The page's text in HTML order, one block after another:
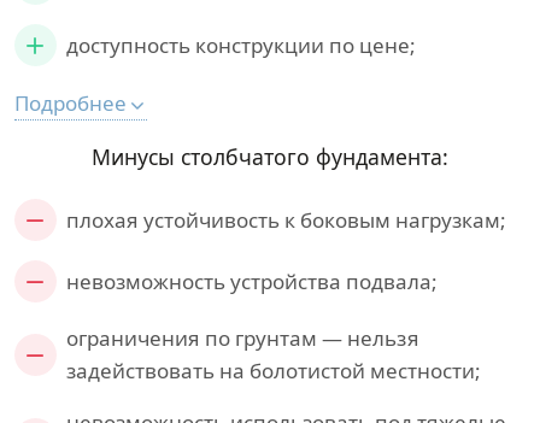
доступность конструкции по цене;
Подробнее
Минусы столбчатого фундамента:
плохая устойчивость к боковым нагрузкам;
невозможность устройства подвала;
ограничения по грунтам — нельзя
задействовать на болотистой местности;